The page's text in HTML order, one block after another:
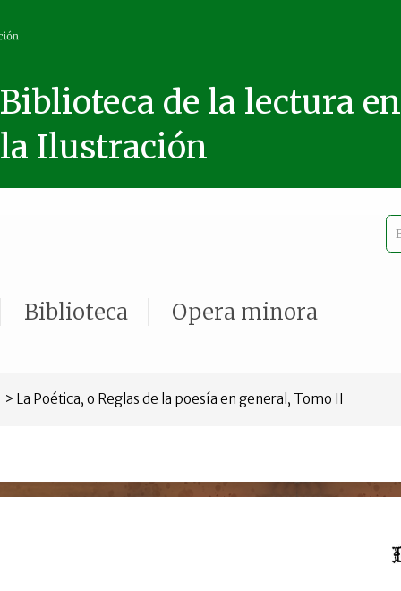
Biblioteca de la lectura en
la Ilustración
Biblioteca Opera minora
> La Poética, o Reglas de la poesía en general, Tomo II